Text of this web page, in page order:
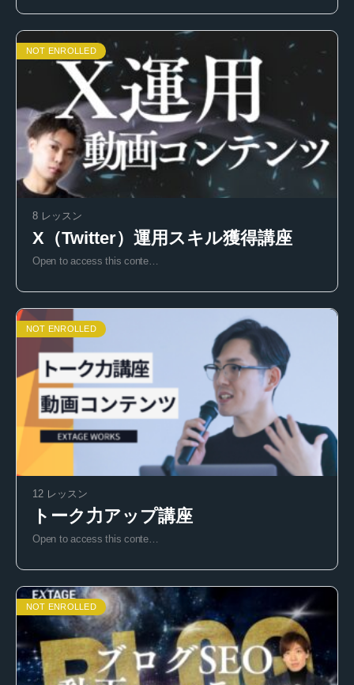
NOT ENROLLED
8 レッスン
X（Twitter）運用スキル獲得講座
Open to access this conte…
NOT ENROLLED
12 レッスン
トーク力アップ講座
Open to access this conte…
NOT ENROLLED